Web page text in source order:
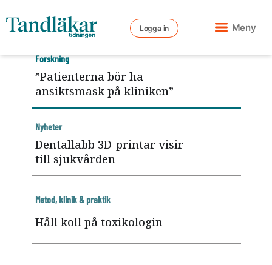
Logga in Meny
”Patienterna bör ha
ansiktsmask på kliniken”
Forskning
Dentallabb 3D-printar visir
till sjukvården
Nyheter
Håll koll på toxikologin
Metod, klinik & praktik